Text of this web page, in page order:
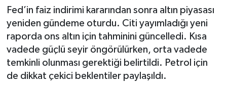
Fed’in faiz indirimi kararından sonra altın piyasası
yeniden gündeme oturdu. Citi yayımladığı yeni
raporda ons altın için tahminini güncelledi. Kısa
vadede güçlü seyir öngörülürken, orta vadede
temkinli olunması gerektiği belirtildi. Petrol için
de dikkat çekici beklentiler paylaşıldı.